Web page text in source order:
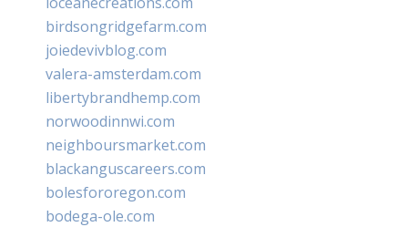
birdsongridgefarm.com
joiedevivblog.com
valera-amsterdam.com
libertybrandhemp.com
norwoodinnwi.com
neighboursmarket.com
blackanguscareers.com
bolesfororegon.com
bodega-ole.com